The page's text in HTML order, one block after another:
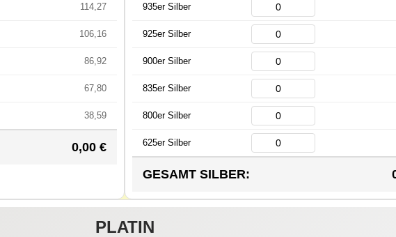
114,27
106,16
86,92
67,80
38,59
0,00 €
935er Silber
925er Silber
900er Silber
835er Silber
800er Silber
625er Silber
GESAMT SILBER:
PLATIN